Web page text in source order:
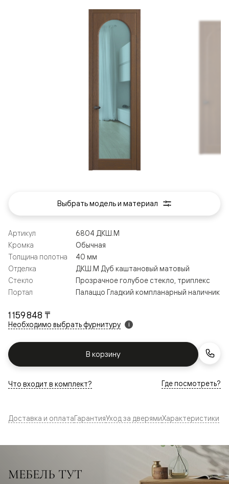
1 159 848 ₸
Необходимо выбрать фурнитуру i
В корзину
Артикул
6804 ДКШ.М
Кромка
Обычная
Толщина полотна
40 мм
Отделка
ДКШ.М Дуб каштановый матовый
Стекло
Прозрачное голубое стекло, триплекс
Портал
Палаццо Гладкий компланарный наличник
Что входит в комплект? Где посмотреть?
Выбрать модель и материал
Доставка и оплатаГарантияУход за дверямиХарактеристики
МЕБЕЛЬ ТУТ